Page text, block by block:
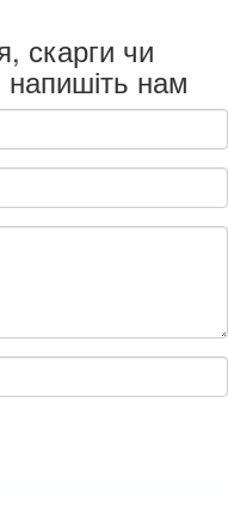
скарги чи
напишіть нам